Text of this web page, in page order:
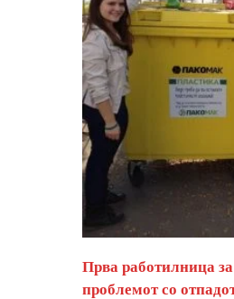
Прва работилница
проблемот со